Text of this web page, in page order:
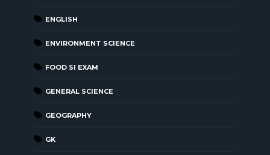
ENGLISH
ENVIRONMENT SCIENCE
FOOD SI EXAM
GENERAL SCIENCE
GEOGRAPHY
GK